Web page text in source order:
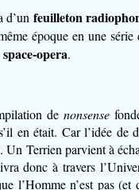
d’un feuilleton
époque en une série
space-opera.
de nonsense
en était. Car l’idée de
Terrien parvient à
donc à travers
l’Homme n’est pas